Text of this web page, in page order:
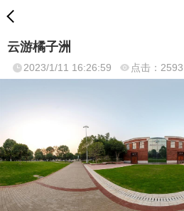
云游橘子洲
2023/1/11 16:26:59 点击：2593